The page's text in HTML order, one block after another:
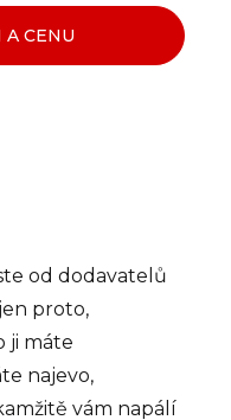
A CENU
od dodavatelů
proto,
ji máte
najevo,
vám napálí